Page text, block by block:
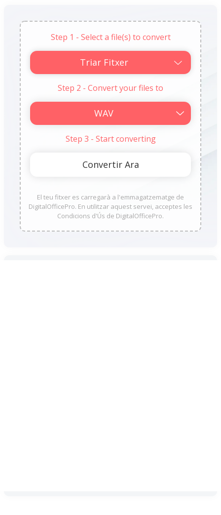
Step 1 - Select a file(s) to convert
Triar Fitxer
Step 2 - Convert your files to
Step 3 - Start converting
El teu fitxer es carregarà a l'emmagatzematge de
DigitalOfficePro. En utilitzar aquest servei, acceptes les
Condicions d'Ús de DigitalOfficePro.